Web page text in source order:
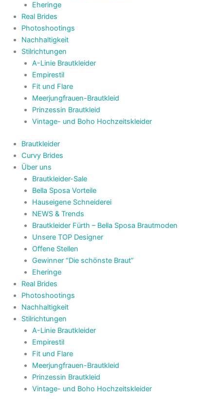
Eheringe
Real Brides
Photoshootings
Nachhaltigkeit
Stilrichtungen
A-Linie Brautkleider
Empirestil
Fit und Flare
Meerjungfrauen-Brautkleid
Prinzessin Brautkleid
Vintage- und Boho Hochzeitskleider
Brautkleider
Curvy Brides
Über uns
Brautkleider-Sale
Bella Sposa Vorteile
Hauseigene Schneiderei
NEWS & Trends
Brautkleider Fürth – Bella Sposa Brautmoden
Unsere TOP Designer
Offene Stellen
Gewinner “Die schönste Braut”
Eheringe
Real Brides
Photoshootings
Nachhaltigkeit
Stilrichtungen
A-Linie Brautkleider
Empirestil
Fit und Flare
Meerjungfrauen-Brautkleid
Prinzessin Brautkleid
Vintage- und Boho Hochzeitskleider